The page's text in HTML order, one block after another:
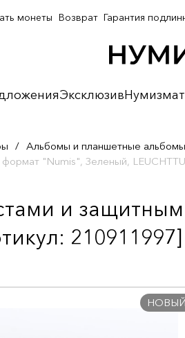
Эксклюзив
монеты Возврат Гарантия
/ Альбомы и планшетные альбомы
"Numis", Зеленый,
и
210911997]
НОВЫЙ